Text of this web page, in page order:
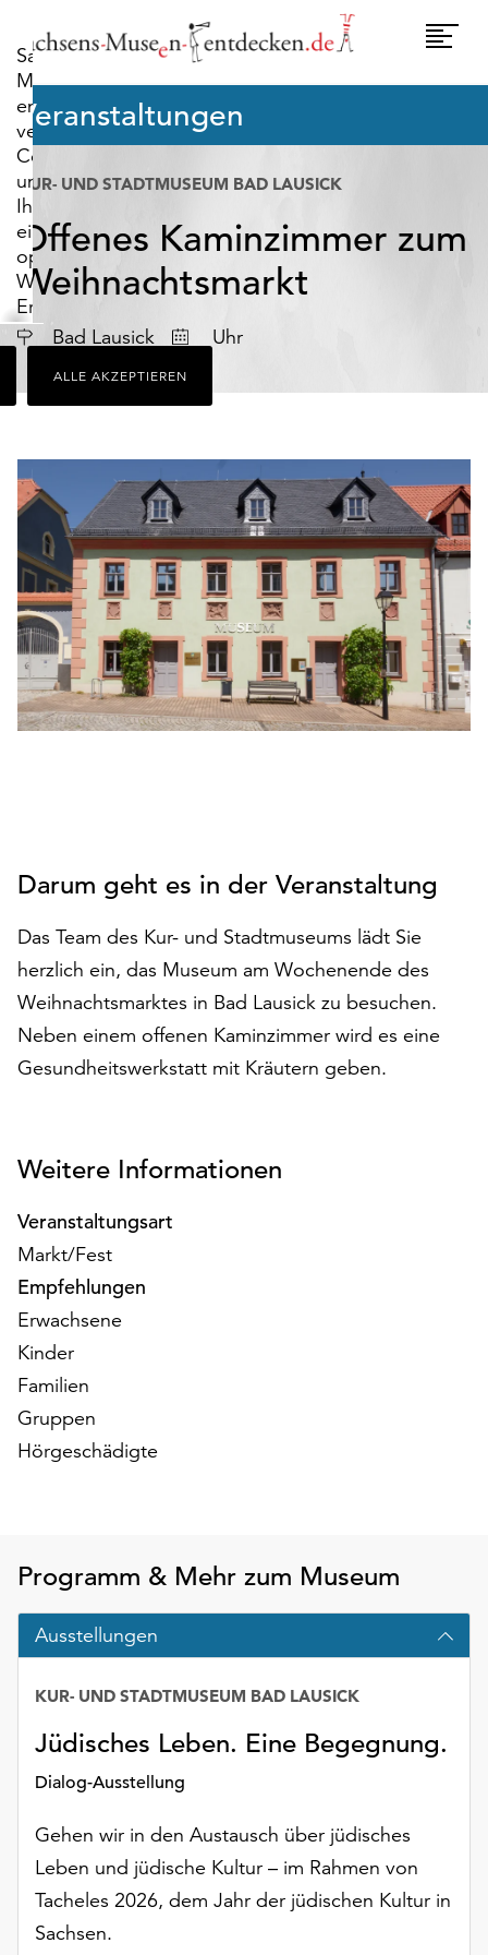
Sachsens-
Museen-
entdecken.de
verwendet
Cookies,
um
Ihnen
ein
optimales
Webseiten-
Erlebnis
zu
bieten.
Dazu
zählen
die
für
den
Betrieb
der
Seite
notwendig
sind
(funktionale
Cookies),
sowie
solche,
genutzt
Klicken
Sie
auf
„Alle
akzeptieren“,
um
akzeptieren.
können
Ihr
Einverständnis
jederzeit
ändern
und
widerrufen.
steht
Ihnen
die
„Cookie-
Einstellungen“
Verfügung.
Funktionale
Cookies
werden
ohne
Einverständnis
weiterhin
ausgeführt.
ALLE AKZEPTIEREN
Veranstaltungen
KUR- UND STADTMUSEUM BAD LAUSICK
Offenes Kaminzimmer zum
Weihnachtsmarkt
Bad Lausick DatumUhr
Darum geht es in der Veranstaltung
Das Team des Kur- und Stadtmuseums lädt Sie
herzlich ein, das Museum am Wochenende des
Weihnachtsmarktes in Bad Lausick zu besuchen.
Neben einem offenen Kaminzimmer wird es eine
Gesundheitswerkstatt mit Kräutern geben.
Weitere Informationen
Veranstaltungsart
Markt/Fest
Empfehlungen
Erwachsene
Kinder
Familien
Gruppen
Hörgeschädigte
Programm & Mehr zum Museum
Ausstellungen
Jüdisches Leben. Eine Begegnung.
Dialog-Ausstellung
KUR- UND STADTMUSEUM BAD LAUSICK
Gehen wir in den Austausch über jüdisches
Leben und jüdische Kultur – im Rahmen von
Tacheles 2026, dem Jahr der jüdischen Kultur in
Sachsen.